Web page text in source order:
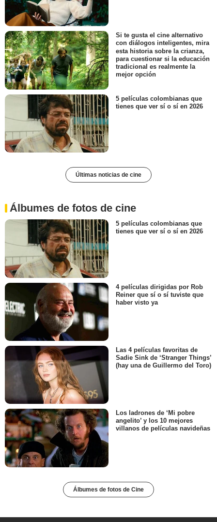
Si te gusta el cine alternativo
con diálogos inteligentes, mira
esta historia sobre la crianza,
para cuestionar si la educación
tradicional es realmente la
mejor opción
5 películas colombianas que
tienes que ver sí o sí en 2026
Últimas noticias de cine
Álbumes de fotos de cine
5 películas colombianas que
tienes que ver sí o sí en 2026
4 películas dirigidas por Rob
Reiner que sí o sí tuviste que
haber visto ya
Las 4 películas favoritas de
Sadie Sink de ‘Stranger Things’
(hay una de Guillermo del Toro)
Los ladrones de ‘Mi pobre
angelito’ y los 10 mejores
villanos de películas navideñas
Álbumes de fotos de Cine